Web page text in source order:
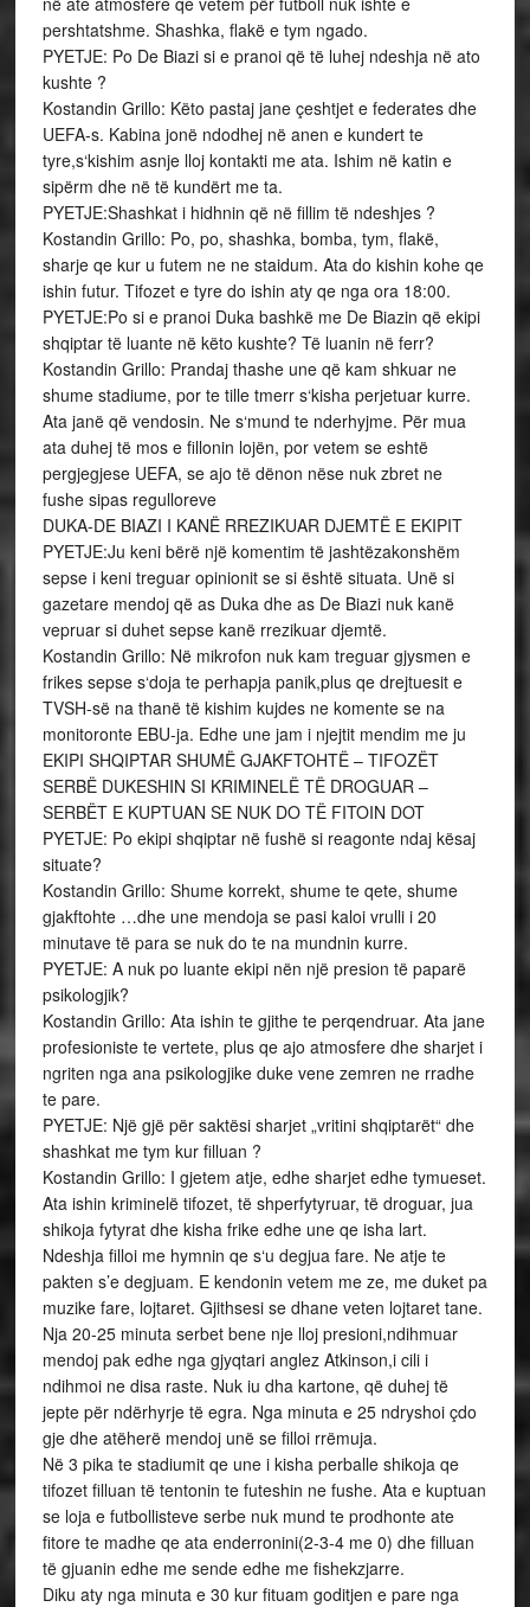
pershtatshme. Shashka, flakë e tym ngado.
PYETJE: Po De Biazi si e pranoi që të luhej ndeshja në ato
kushte ?
Kostandin Grillo: Këto pastaj jane çeshtjet e federates dhe
UEFA-s. Kabina jonë ndodhej në anen e kundert te
tyre,s‘kishim asnje lloj kontakti me ata. Ishim në katin e
sipërm dhe në të kundërt me ta.
PYETJE:Shashkat i hidhnin që në fillim të ndeshjes ?
Kostandin Grillo: Po, po, shashka, bomba, tym, flakë,
sharje qe kur u futem ne ne staidum. Ata do kishin kohe qe
ishin futur. Tifozet e tyre do ishin aty qe nga ora 18:00.
PYETJE:Po si e pranoi Duka bashkë me De Biazin që ekipi
shqiptar të luante në këto kushte? Të luanin në ferr?
Kostandin Grillo: Prandaj thashe une që kam shkuar ne
shume stadiume, por te tille tmerr s‘kisha perjetuar kurre.
Ata janë që vendosin. Ne s‘mund te nderhyjme. Për mua
ata duhej të mos e fillonin lojën, por vetem se eshtë
pergjegjese UEFA, se ajo të dënon nëse nuk zbret ne
fushe sipas regulloreve
DUKA-DE BIAZI I KANË RREZIKUAR DJEMTË E EKIPIT
PYETJE:Ju keni bërë një komentim të jashtëzakonshëm
sepse i keni treguar opinionit se si është situata. Unë si
gazetare mendoj që as Duka dhe as De Biazi nuk kanë
vepruar si duhet sepse kanë rrezikuar djemtë.
Kostandin Grillo: Në mikrofon nuk kam treguar gjysmen e
frikes sepse s‘doja te perhapja panik,plus qe drejtuesit e
TVSH-së na thanë të kishim kujdes ne komente se na
monitoronte EBU-ja. Edhe une jam i njejtit mendim me ju
EKIPI SHQIPTAR SHUMË GJAKFTOHTË – TIFOZËT
SERBË DUKESHIN SI KRIMINELË TË DROGUAR –
SERBËT E KUPTUAN SE NUK DO TË FITOIN DOT
PYETJE: Po ekipi shqiptar në fushë si reagonte ndaj kësaj
situate?
Kostandin Grillo: Shume korrekt, shume te qete, shume
gjakftohte …dhe une mendoja se pasi kaloi vrulli i 20
minutave të para se nuk do te na mundnin kurre.
PYETJE: A nuk po luante ekipi nën një presion të paparë
psikologjik?
Kostandin Grillo: Ata ishin te gjithe te perqendruar. Ata jane
profesioniste te vertete, plus qe ajo atmosfere dhe sharjet i
ngriten nga ana psikologjike duke vene zemren ne rradhe
te pare.
PYETJE: Një gjë për saktësi sharjet „vritini shqiptarët“ dhe
shashkat me tym kur filluan ?
Kostandin Grillo: I gjetem atje, edhe sharjet edhe tymueset.
Ata ishin kriminelë tifozet, të shperfytyruar, të droguar, jua
shikoja fytyrat dhe kisha frike edhe une qe isha lart.
Ndeshja filloi me hymnin qe s‘u degjua fare. Ne atje te
pakten s’e degjuam. E kendonin vetem me ze, me duket pa
muzike fare, lojtaret. Gjithsesi se dhane veten lojtaret tane.
Nja 20-25 minuta serbet bene nje lloj presioni,ndihmuar
mendoj pak edhe nga gjyqtari anglez Atkinson,i cili i
ndihmoi ne disa raste. Nuk iu dha kartone, që duhej të
jepte për ndërhyrje të egra. Nga minuta e 25 ndryshoi çdo
gje dhe atëherë mendoj unë se filloi rrëmuja.
Në 3 pika te stadiumit qe une i kisha perballe shikoja qe
tifozet filluan të tentonin te futeshin ne fushe. Ata e kuptuan
se loja e futbollisteve serbe nuk mund te prodhonte ate
fitore te madhe qe ata enderronini(2-3-4 me 0) dhe filluan
të gjuanin edhe me sende edhe me fishekzjarre.
Diku aty nga minuta e 30 kur fituam goditjen e pare nga